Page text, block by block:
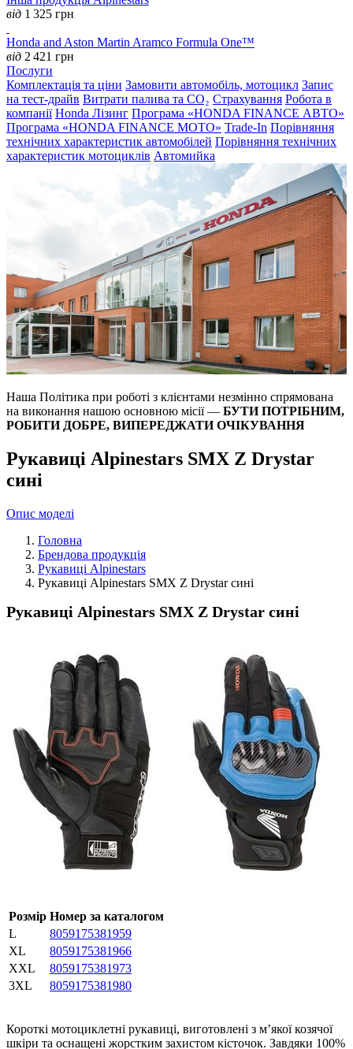
від 1 325 грн
Honda and Aston Martin Aramco Formula One™
від 2 421 грн
Послуги
Комплектація та ціни Замовити автомобіль, мотоцикл Запис
на тест-драйв Витрати палива та CO₂ Страхування Робота в
компанії Honda Лізинг Програма «HONDA FINANCE АВТО»
Програма «HONDA FINANCE MOTO» Trade-In Порівняння
технічних характеристик автомобілей Порівняння технічних
характеристик мотоциклів Автомийка
Наша Політика при роботі з клієнтами незмінно спрямована
на виконання нашою основною місії — БУТИ ПОТРІБНИМ,
РОБИТИ ДОБРЕ, ВИПЕРЕДЖАТИ ОЧІКУВАННЯ
Рукавиці Alpinestars SMX Z Drystar
сині
Опис моделі
Головна
Брендова продукція
Рукавиці Alpinestars
Рукавиці Alpinestars SMX Z Drystar сині
Рукавиці Alpinestars SMX Z Drystar сині
Розмір Номер за каталогом
L
8059175381959
XL
8059175381966
XXL
8059175381973
3XL
8059175381980
Короткі мотоциклетні рукавиці, виготовлені з м’якої козячої
шкіри та оснащені жорстким захистом кісточок. Завдяки 100%